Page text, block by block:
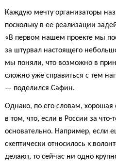
Каждую мечту организаторы
поскольку в ее реализации
«В первом нашем проекте мы
за штурвал настоящего
мы поняли, что возможно в
сложно уже справиться с тем
— поделился Сафин.
Однако, по его словам,
в том, что, если в России за что-
основательно. Например, если
скептически относилось к
делают, то сейчас ни одно